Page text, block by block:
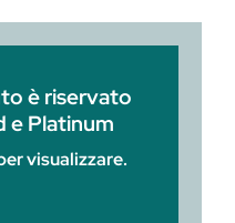
è riservato
e Platinum
visualizzare.